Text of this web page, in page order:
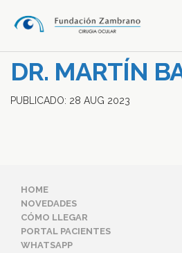
DR. MARTÍN
PUBLICADO: 28 AUG 2023
HOME
NOVEDADES
CÓMO LLEGAR
PORTAL PACIENTES
WHATSAPP